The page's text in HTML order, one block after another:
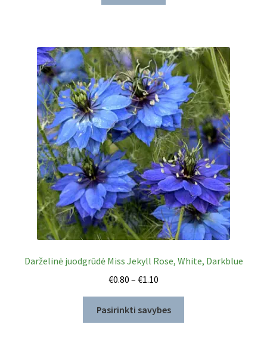
Darželinė juodgrūdė Miss Jekyll Rose, White, Darkblue
€0.80 – €1.10
€0.80
through
Pasirinkti savybes